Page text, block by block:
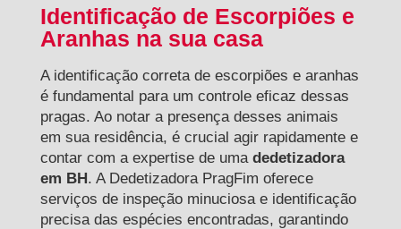
Identificação de Escorpiões e
Aranhas na sua casa
A identificação correta de escorpiões e aranhas
é fundamental para um controle eficaz dessas
pragas. Ao notar a presença desses animais
em sua residência, é crucial agir rapidamente e
contar com a expertise de uma dedetizadora
em BH. A Dedetizadora PragFim oferece
serviços de inspeção minuciosa e identificação
precisa das espécies encontradas, garantindo